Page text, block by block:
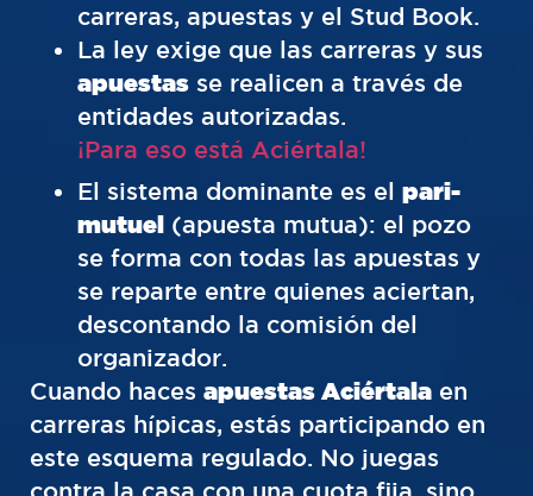
carreras, apuestas y el Stud Book.
La ley exige que las carreras y sus
apuestas se realicen a través de
entidades autorizadas.
¡Para eso está Aciértala!
El sistema dominante es el pari-
mutuel (apuesta mutua): el pozo
se forma con todas las apuestas y
se reparte entre quienes aciertan,
descontando la comisión del
organizador.
Cuando haces apuestas Aciértala en
carreras hípicas, estás participando en
este esquema regulado. No juegas
contra la casa con una cuota fija, sino